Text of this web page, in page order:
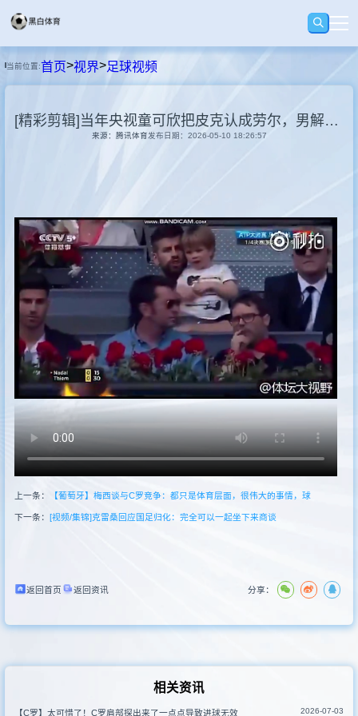
足球
录播
视界
资讯
其他转播
当前位置:首页>视界>足球视频
[精彩剪辑]当年央视童可欣把皮克认成劳尔，男解说补充：皇马队长
来源：腾讯体育发布日期：2026-05-10 18:26:57
上一条： 【葡萄牙】梅西谈与C罗竞争：都只是体育层面，很伟大的事情，球
下一条： [视频/集锦]克雷桑回应国足归化：完全可以一起坐下来商谈
返回首页 返回资讯 分享：
相关资讯
【C罗】太可惜了！C罗肩部探出来了一点点导致进球无效 2026-07-03